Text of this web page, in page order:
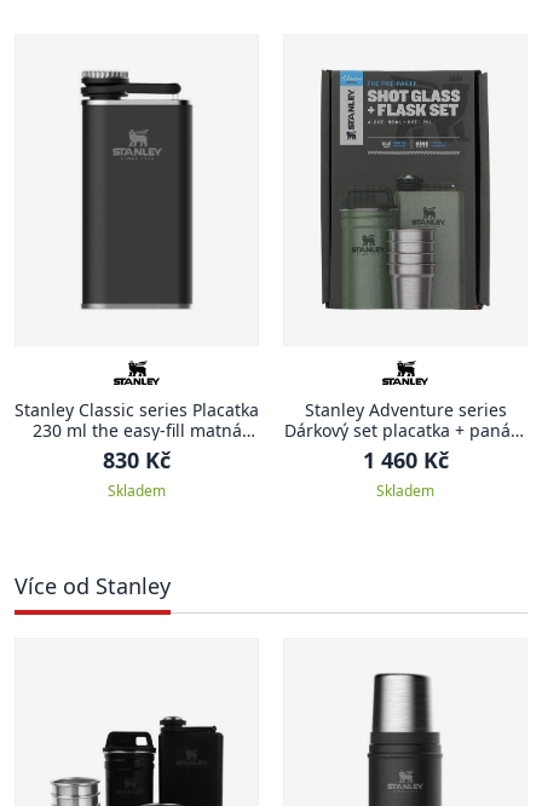
Stanley Classic series Placatka
230 ml the easy-fill matná
černá CLASSIC
830 Kč
Skladem
Stanley Adventure series
Dárkový set placatka + panáky
zelená ADVENTURE
1 460 Kč
Skladem
Více od Stanley